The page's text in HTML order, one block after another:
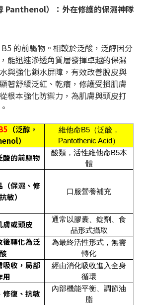
Panthenol）：外在修護的保濕神隊
的前驅物。相較於泛酸，泛醇因分
能迅速滲透角質層發揮卓越的保濕
與強化鎖水屏障，有效改善脫皮與
著舒緩泛紅、乾癢，修護受損肌膚
根本強化防禦力，為肌膚與頭皮打
（泛醇，
）
維他命B5（泛酸 ，
Pantothenic Acid）
酸的前驅物
酸類，活性維他命B5本
體
（保濕、修
敏）
口服營養補充
膚或頭皮
通常以膠囊、錠劑、食
品形式攝取
後轉化為泛
酸
為最終活性形式，無需
轉化
吸收，局部
用
經由消化吸收進入全身
循環
修復、抗敏
內部機能平衡、調節油
脂